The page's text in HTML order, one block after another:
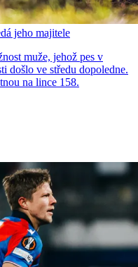
jeho majitele
muže, jehož pes v
došlo ve středu dopoledne.
na lince 158.